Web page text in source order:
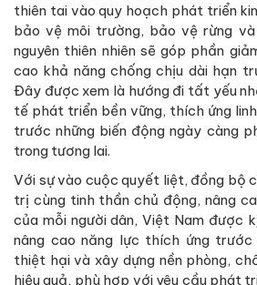
thiên tai vào quy hoạch phát triển
bảo vệ môi trường, bảo vệ rừng
nguyên thiên nhiên sẽ góp phần
cao khả năng chống chịu dài hạn
Đây được xem là hướng đi tất yếu
tế phát triển bền vững, thích ứng
trước những biến động ngày càng
trong tương lai.
Với sự vào cuộc quyết liệt, đồng bộ
trị cùng tinh thần chủ động, nâng
của mỗi người dân, Việt Nam được
nâng cao năng lực thích ứng
thiệt hại và xây dựng nền phòng,
hiệu quả, phù hợp với yêu cầu phát